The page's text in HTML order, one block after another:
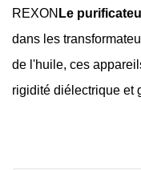
REXON Le
dans les
de l'huile, ces
rigidité diélectrique et